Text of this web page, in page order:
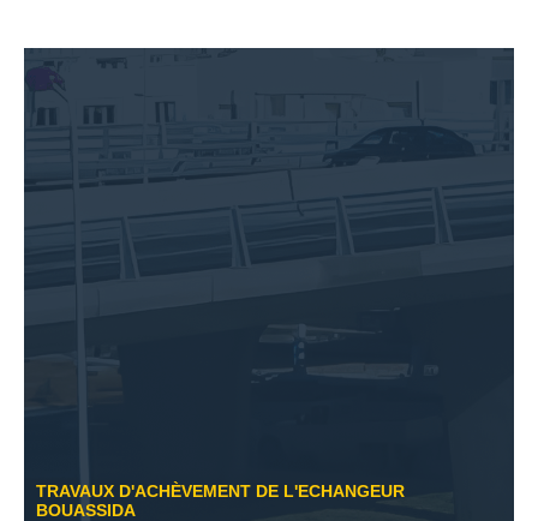
TRAVAUX D'ACHÈVEMENT DE L'ECHANGEUR
BOUASSIDA